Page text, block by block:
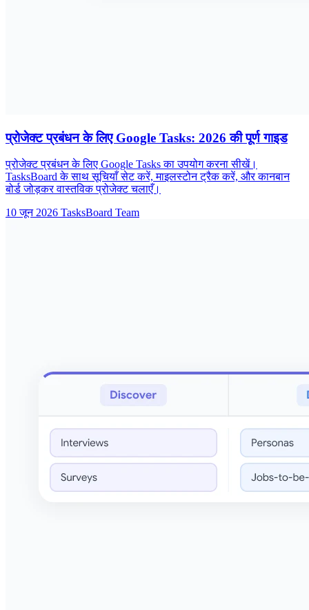
प्रोजेक्ट प्रबंधन के लिए Google Tasks: 2026 की पूर्ण गाइड
प्रोजेक्ट प्रबंधन के लिए Google Tasks का उपयोग करना सीखें।
TasksBoard के साथ सूचियाँ सेट करें, माइलस्टोन ट्रैक करें, और कानबान
बोर्ड जोड़कर वास्तविक प्रोजेक्ट चलाएँ।
10 जून 2026 TasksBoard Team